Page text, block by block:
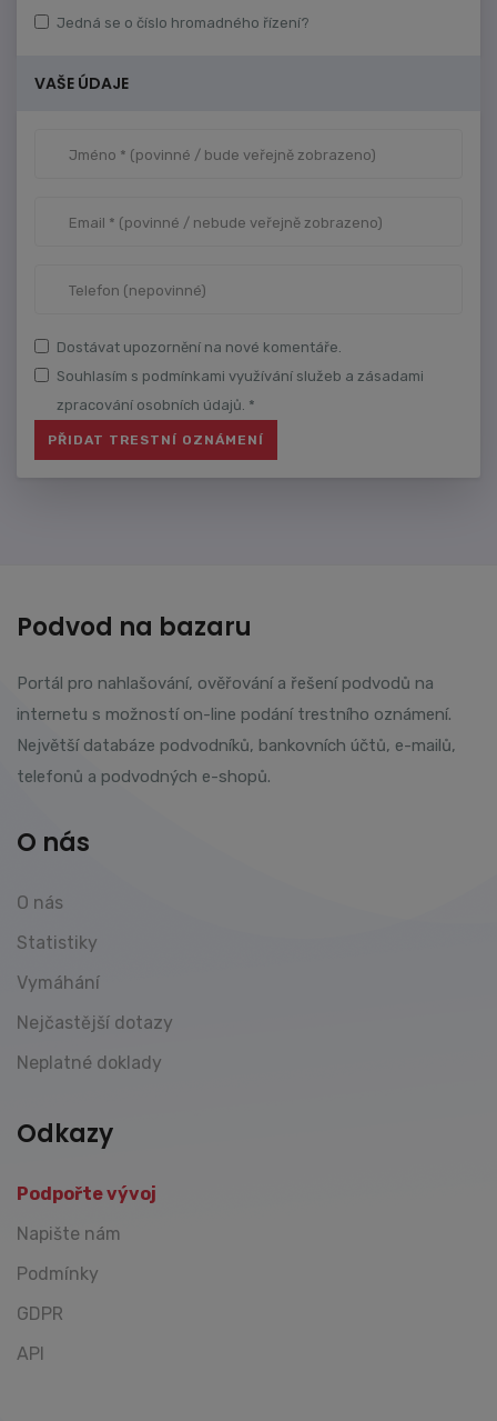
Jedná se o číslo hromadného řízení?
VAŠE ÚDAJE
Dostávat upozornění na nové komentáře.
Souhlasím s podmínkami využívání služeb a zásadami
zpracování osobních údajů. *
Podvod na bazaru
Portál pro nahlašování, ověřování a řešení podvodů na
internetu s možností on-line podání trestního oznámení.
Největší databáze podvodníků, bankovních účtů, e-mailů,
telefonů a podvodných e-shopů.
O nás
O nás
Statistiky
Vymáhání
Nejčastější dotazy
Neplatné doklady
Odkazy
Podpořte vývoj
Napište nám
Podmínky
GDPR
API